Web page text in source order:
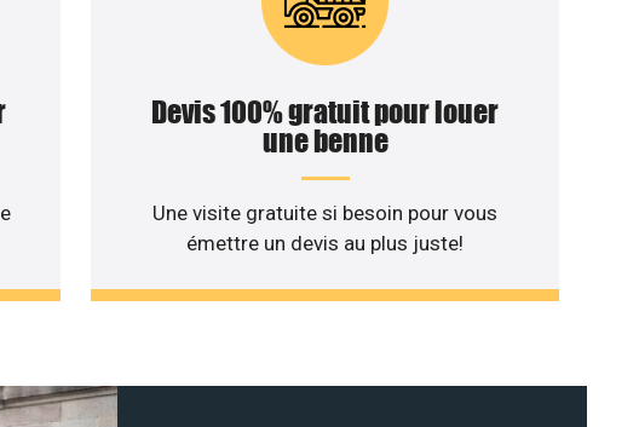
Devis 100% gratuit pour louer
une benne
Une visite gratuite si besoin pour vous
émettre un devis au plus juste!